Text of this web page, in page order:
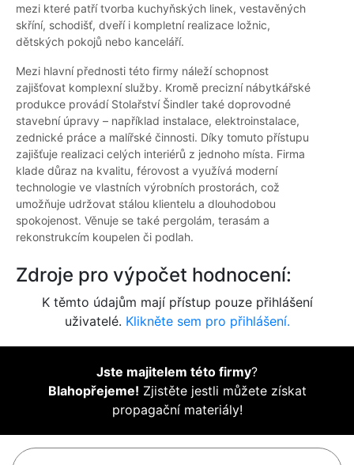
mezi které patří tvorba kuchyňských linek, vestavěných
skříní, schodišť, dveří i kompletní realizace ložnic,
dětských pokojů nebo kanceláří.
Mezi hlavní přednosti této firmy náleží schopnost
zajišťovat komplexní služby. Kromě precizní nábytkářské
produkce provádí Stolařství Šindler také doprovodné
stavební úpravy – například instalace, elektroinstalace,
zednické práce a malířské činnosti. Díky tomuto přístupu
zajišťuje realizaci celých interiérů z jednoho místa. Firma
klade důraz na kvalitu, férovost a využívá moderní
technologie ve vlastních výrobních prostorách, což
umožňuje udržovat stálou klientelu a dlouhodobou
spokojenost. Věnuje se také pergolám, terasám a
rekonstrukcím koupelen či podlah.
Zdroje pro výpočet hodnocení:
K těmto údajům mají přístup pouze přihlášení
uživatelé. Klikněte sem pro přihlášení.
Jste majitelem této firmy?
Blahopřejeme! Zjistěte jestli můžete získat
propagační materiály!